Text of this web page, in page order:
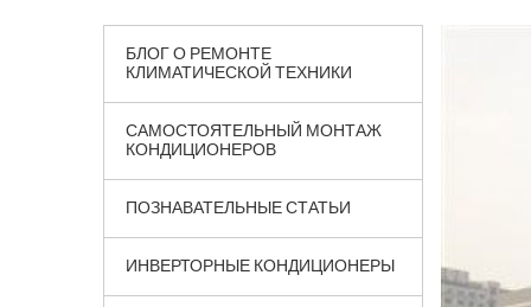
БЛОГ О РЕМОНТЕ
КЛИМАТИЧЕСКОЙ ТЕХНИКИ
САМОСТОЯТЕЛЬНЫЙ МОНТАЖ
КОНДИЦИОНЕРОВ
ПОЗНАВАТЕЛЬНЫЕ СТАТЬИ
ИНВЕРТОРНЫЕ КОНДИЦИОНЕРЫ